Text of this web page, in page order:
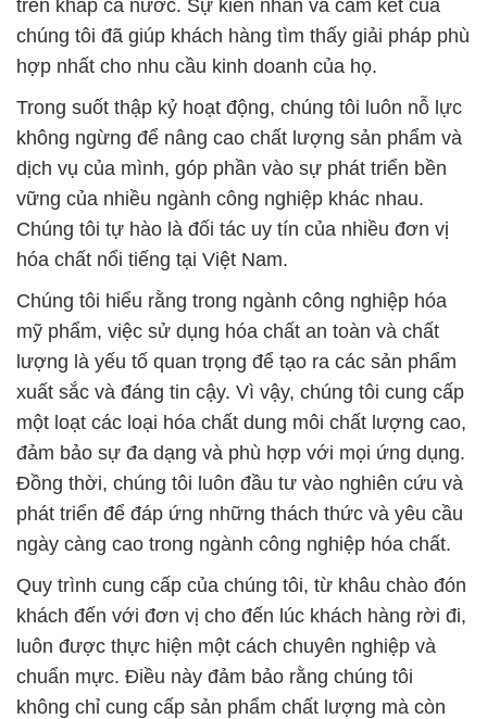
trên khắp cả nước. Sự kiên nhẫn và cam kết của
chúng tôi đã giúp khách hàng tìm thấy giải pháp phù
hợp nhất cho nhu cầu kinh doanh của họ.
Trong suốt thập kỷ hoạt động, chúng tôi luôn nỗ lực
không ngừng để nâng cao chất lượng sản phẩm và
dịch vụ của mình, góp phần vào sự phát triển bền
vững của nhiều ngành công nghiệp khác nhau.
Chúng tôi tự hào là đối tác uy tín của nhiều đơn vị
hóa chất nổi tiếng tại Việt Nam.
Chúng tôi hiểu rằng trong ngành công nghiệp hóa
mỹ phẩm, việc sử dụng hóa chất an toàn và chất
lượng là yếu tố quan trọng để tạo ra các sản phẩm
xuất sắc và đáng tin cậy. Vì vậy, chúng tôi cung cấp
một loạt các loại hóa chất dung môi chất lượng cao,
đảm bảo sự đa dạng và phù hợp với mọi ứng dụng.
Đồng thời, chúng tôi luôn đầu tư vào nghiên cứu và
phát triển để đáp ứng những thách thức và yêu cầu
ngày càng cao trong ngành công nghiệp hóa chất.
Quy trình cung cấp của chúng tôi, từ khâu chào đón
khách đến với đơn vị cho đến lúc khách hàng rời đi,
luôn được thực hiện một cách chuyên nghiệp và
chuẩn mực. Điều này đảm bảo rằng chúng tôi
không chỉ cung cấp sản phẩm chất lượng mà còn